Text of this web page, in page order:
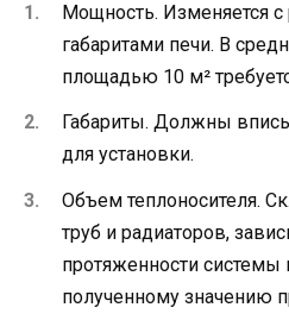
Мощность. Изменяется
габаритами печи. В
площадью 10 м²
Габариты. Должны
для установки.
Объем теплоносителя.
труб и радиаторов,
протяженности системы
полученному значению